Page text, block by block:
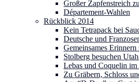
Großer Zapfenstreich
Département-Wahlen
Rückblick 2014
Kein Tetrapack bei
Deutsche und
Gemeinsames
Stolberg besuchen
Lebas und Coquelin im
Zu Gräbern, Schloss